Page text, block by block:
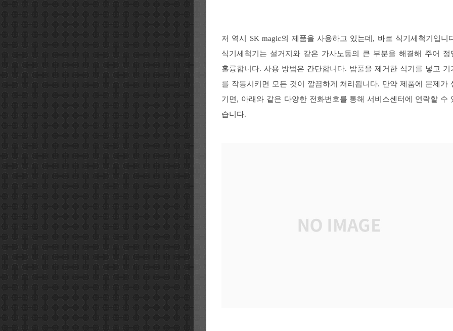
저 역시 SK magic의 제품을 사용하고 있는데, 바로 식기세척기입니
식기세척기는 설거지와 같은 가사노동의 큰 부분을 해결해 주어 정
훌륭합니다. 사용 방법은 간단합니다. 밥풀을 제거한 식기를 넣고 기
를 작동시키면 모든 것이 깔끔하게 처리됩니다. 만약 제품에 문제가
기면, 아래와 같은 다양한 전화번호를 통해 서비스센터에 연락할 수
습니다.